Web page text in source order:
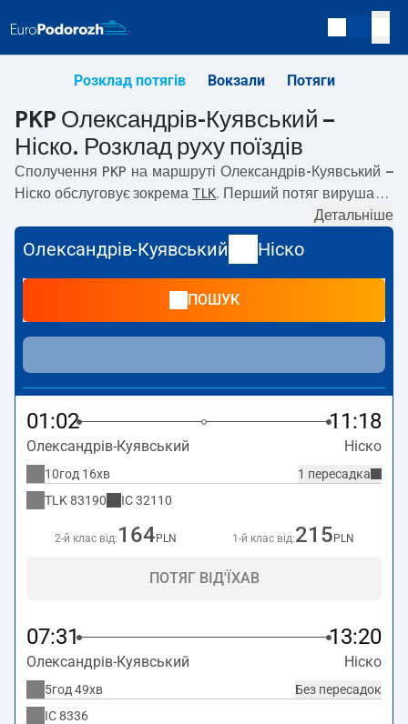
Розклад потягів Вокзали Потяги
PKP Олександрів-Куявський –
Ніско. Розклад руху поїздів
Сполучення PKP на маршруті Олександрів-Куявський –
Ніско обслуговує зокрема TLK
. Перший потяг вирушає о
з вокзалу PKP Олександрів-Куявський. Останній
Олександрів-Куявський–Ніско
курсують також інші
потяги:— пропонують нижчу ціну квитка і зазвичай
станції Ніско.
Детальніше
Олександрів-Куявський Ніско
ПОШУК
01:02 11:18
Олександрів-Куявський Ніско
1 пересадка
10год 16хв
TLK 83190 IC32110
2-й клас від: 164 PLN 1-й клас від:215 PLN
ПОТЯГ ВІД'ЇХАВ
07:31 13:20
Олександрів-Куявський Ніско
Без пересадок
5год 49хв
IC8336